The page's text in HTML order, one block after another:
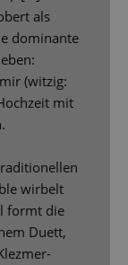
als
dominante
(witzig:
mit
wirbelt
formt die
Duett,